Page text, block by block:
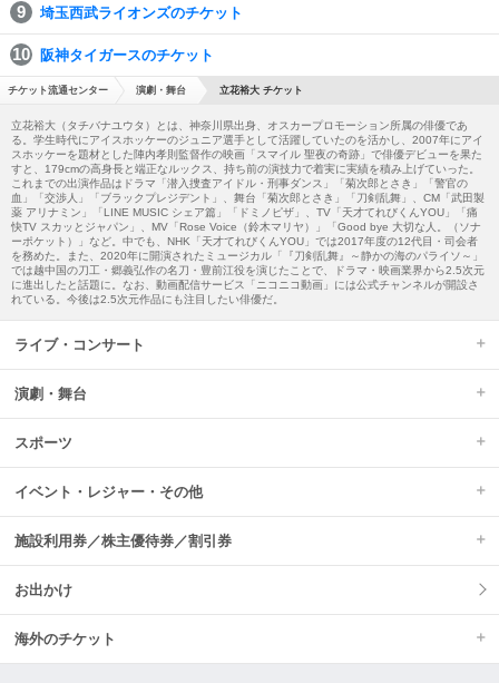
埼玉西武ライオンズのチケット
阪神タイガースのチケット
チケット流通センター 演劇・舞台 立花裕大 チケット
立花裕大（タチバナユウタ）とは、神奈川県出身、オスカープロモーション所属の俳優であ
る。学生時代にアイスホッケーのジュニア選手として活躍していたのを活かし、2007年にアイ
スホッケーを題材とした陣内孝則監督作の映画「スマイル 聖夜の奇跡」で俳優デビューを果た
すと、179cmの高身長と端正なルックス、持ち前の演技力で着実に実績を積み上げていった。
これまでの出演作品はドラマ「潜入捜査アイドル・刑事ダンス」「菊次郎とさき」「警官の
血」「交渉人」「ブラックプレジデント」、舞台「菊次郎とさき」「刀剣乱舞」、CM「武田製
薬 アリナミン」「LINE MUSIC シェア篇」「ドミノピザ」、TV「天才てれびくんYOU」「痛
快TV スカッとジャパン」、MV「Rose Voice（鈴木マリヤ）」「Good bye 大切な人。（ソナ
ーポケット）」など。中でも、NHK「天才てれびくんYOU」では2017年度の12代目・司会者
を務めた。また、2020年に開演されたミュージカル「『刀剣乱舞』～静かの海のパライソ～」
では越中国の刀工・郷義弘作の名刀・豊前江役を演じたことで、ドラマ・映画業界から2.5次元
に進出したと話題に。なお、動画配信サービス「ニコニコ動画」には公式チャンネルが開設さ
れている。今後は2.5次元作品にも注目したい俳優だ。
ライブ・コンサート
演劇・舞台
スポーツ
イベント・レジャー・その他
施設利用券／株主優待券／割引券
お出かけ
海外のチケット